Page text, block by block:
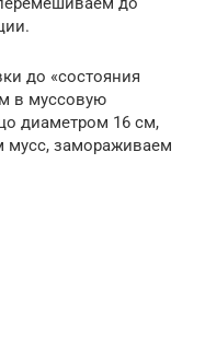
до «состояния
в муссовую
диаметром 16 см,
мусс, замораживаем